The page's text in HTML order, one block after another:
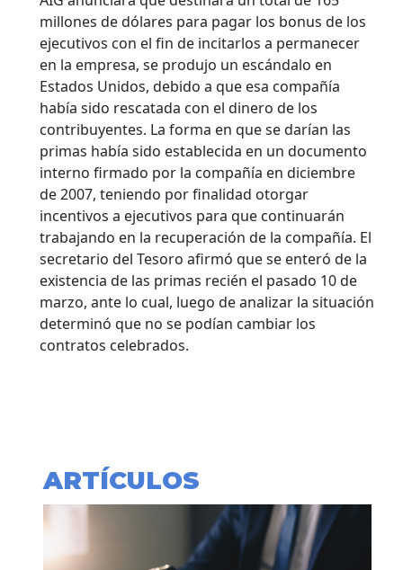
millones de dólares para pagar los bonus de los
ejecutivos con el fin de incitarlos a permanecer
en la empresa, se produjo un escándalo en
Estados Unidos, debido a que esa compañía
había sido rescatada con el dinero de los
contribuyentes. La forma en que se darían las
primas había sido establecida en un documento
interno firmado por la compañía en diciembre
de 2007, teniendo por finalidad otorgar
incentivos a ejecutivos para que continuarán
trabajando en la recuperación de la compañía. El
secretario del Tesoro afirmó que se enteró de la
existencia de las primas recién el pasado 10 de
marzo, ante lo cual, luego de analizar la situación
determinó que no se podían cambiar los
contratos celebrados.
ARTÍCULOS